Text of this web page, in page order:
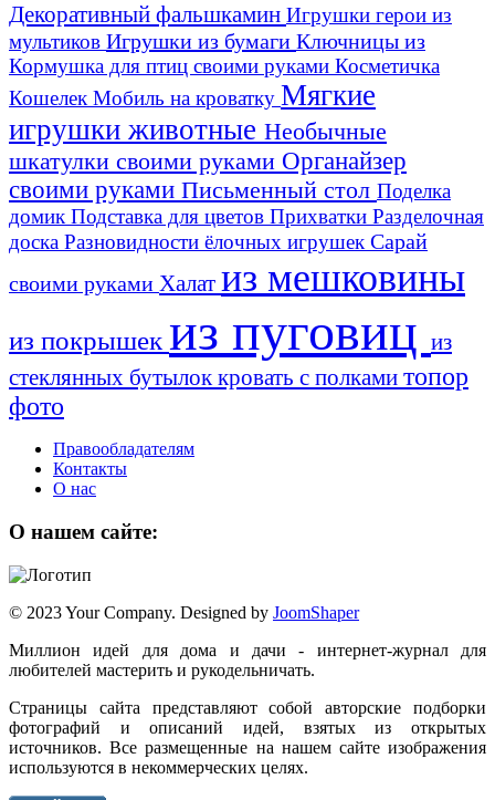
Декоративный фальшкамин Игрушки герои из
мультиков Игрушки из бумаги Ключницы из
Кормушка для птиц своими руками Косметичка
КошелекМобиль на кроватку Мягкие
игрушки животные Необычные
шкатулки своими руками Органайзер
своими руками Письменный стол Поделка
домикПодставка для цветов Прихватки Разделочная
доска Разновидности ёлочных игрушекСарай
своими руками Халат из мешковины
из покрышек из пуговиц из
стеклянных бутылоккровать с полками топор
фото
Правообладателям
Контакты
О нас
О нашем сайте:
© 2023 Your Company. Designed by JoomShaper
Миллион идей для дома и дачи - интернет-журнал для
любителей мастерить и рукодельничать.
Страницы сайта представляют собой авторские подборки
фотографий и описаний идей, взятых из открытых
источников. Все размещенные на нашем сайте изображения
используются в некоммерческих целях.